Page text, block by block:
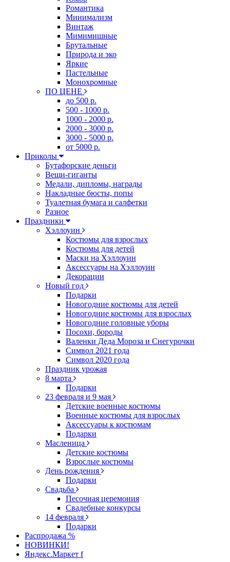
Романтика
Минимализм
Винтаж
Мимимишные
Брутальные
Природа и эко
Яркие
Пастельные
Монохромные
ПО ЦЕНЕ
до 500 р.
500 - 1000 р.
1000 - 2000 р.
2000 - 3000 р.
3000 - 5000 р.
от 5000 р.
Приколы
Бутафорские деньги
Вещи-гиганты
Медали, дипломы, награды
Накладные бюсты, попы
Туалетная бумага и салфетки
Разное
Праздники
Хэллоуин
Костюмы для взрослых
Костюмы для детей
Маски на Хэллоуин
Аксессуары на Хэллоуин
Декорации
Новый год
Подарки
Новогодние костюмы для детей
Новогодние костюмы для взрослых
Новогодние головные уборы
Посохи, бороды
Валенки Деда Мороза и Снегурочки
Символ 2021 года
Символ 2020 года
Праздник урожая
8 марта
Подарки
23 февраля и 9 мая
Детские военные костюмы
Военные костюмы для взрослых
Аксессуары к костюмам
Подарки
Масленица
Детские костюмы
Взрослые костюмы
День рождения
Подарки
Свадьба
Песочная церемония
Свадебные конкурсы
14 февраля
Подарки
Распродажа %
НОВИНКИ!
Яндекс.Маркет f